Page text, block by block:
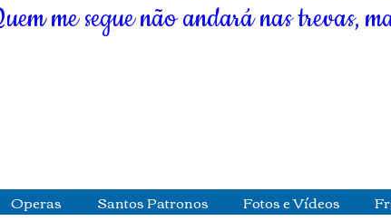
me segue não andará nas trevas,
Operas Santos Patronos Fotos e Vídeos